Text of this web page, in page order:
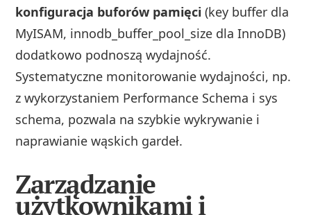
konfiguracja buforów pamięci (key buffer dla
MyISAM, innodb_buffer_pool_size dla InnoDB)
dodatkowo podnoszą wydajność.
Systematyczne monitorowanie wydajności, np.
z wykorzystaniem Performance Schema i sys
schema, pozwala na szybkie wykrywanie i
naprawianie wąskich gardeł.
Zarządzanie
użytkownikami i